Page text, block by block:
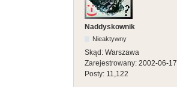
Naddyskownik
Nieaktywny
Skąd: Warszawa
Zarejestrowany: 2002-06-17
Posty: 11,122